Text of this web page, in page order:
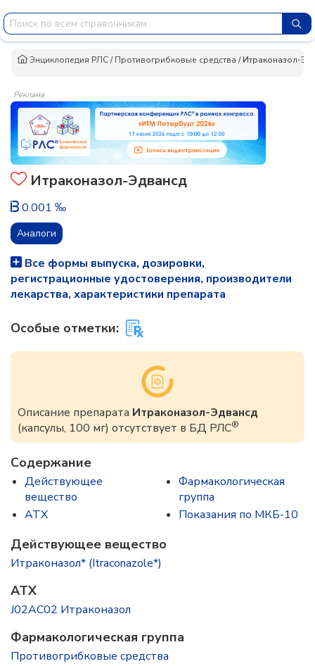
Энциклопедия РЛС/Противогрибковые средства /Итраконазол-
Реклама
Итраконазол-Эдвансд
0.001 ‰
Аналоги
Все формы выпуска, дозировки,
регистрационные удостоверения, производители
лекарства, характеристики препарата
Особые отметки:
Описание препарата Итраконазол-Эдвансд
(капсулы, 100 мг) отсутствует в БД РЛС®
Содержание
Действующее
вещество
ATX
Фармакологическая
группа
Показания по МКБ-10
Действующее вещество
Итраконазол* (Itraconazole*)
ATX
J02AC02 Итраконазол
Фармакологическая группа
Противогрибковые средства